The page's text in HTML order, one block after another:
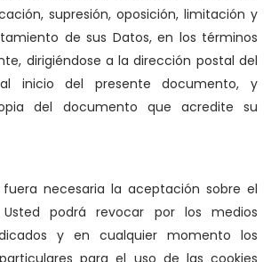
supresión, oposición, limitación y
de sus Datos, en los términos
dirigiéndose a la dirección postal del
inicio del presente documento, y
del documento que acredite su
necesaria la aceptación sobre el
podrá revocar por los medios
y en cualquier momento los
para el uso de las cookies